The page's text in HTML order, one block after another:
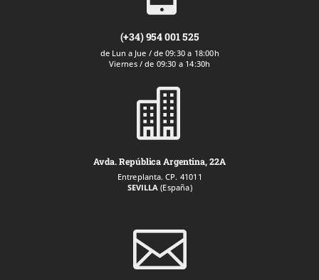
(+34) 954 001 525
de Lun a Jue / de 09:30 a 18:00h
Viernes / de 09:30 a 14:30h

Avda. República Argentina, 22A
Entreplanta. CP. 41011
SEVILLA (España)
